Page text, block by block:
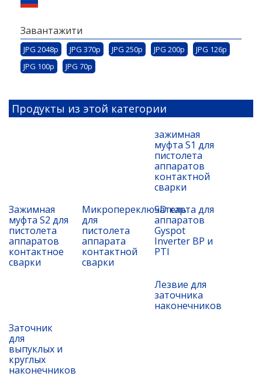
Завантажити
JPG 2048p JPG 370p JPG 250p JPG 200p
JPG 126p
JPG 100p
JPG 70p
Продукты из этой категории
зажимная
муфта S1 для
пистолета
аппаратов
контактной
сварки
Зажимная
муфта S2 для
пистолета
аппаратов
контактное
сварки
Микропереключатель
для
пистолета
аппарата
контактной
сварки
SD карта для
аппаратов
Gyspot
Inverter BP и
PTI
Лезвие для
заточника
наконечников
Заточник
для
выпуклых и
круглых
наконечников